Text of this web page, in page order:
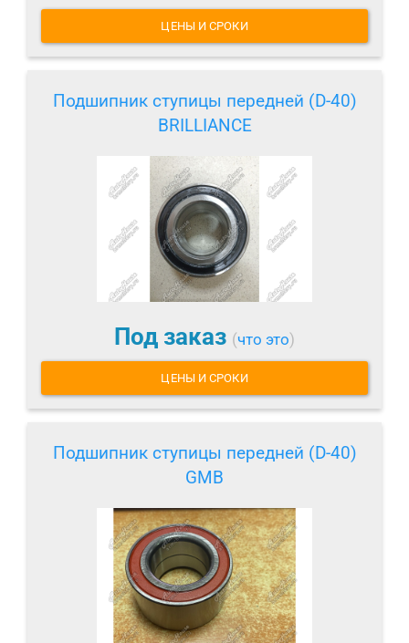
ЦЕНЫ И СРОКИ
Подшипник ступицы передней (D-40)
BRILLIANCE
Под заказ (что это)
ЦЕНЫ И СРОКИ
Подшипник ступицы передней (D-40)
GMB